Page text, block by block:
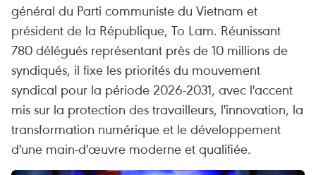
général du Parti communiste du Vietnam et
président de la République, To Lam. Réunissant
780 délégués représentant près de 10 millions de
syndiqués, il fixe les priorités du mouvement
syndical pour la période 2026-2031, avec l'accent
mis sur la protection des travailleurs, l'innovation, la
transformation numérique et le développement
d'une main-d'œuvre moderne et qualifiée.